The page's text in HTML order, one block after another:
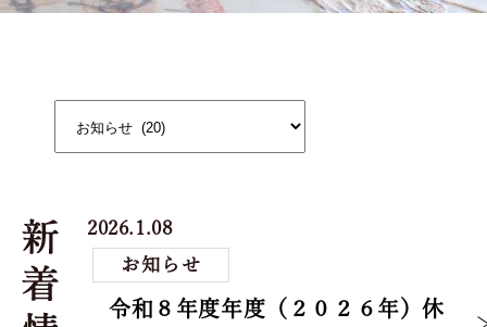
2026.1.08
お知らせ
令和８年度年度（２０２６年）休